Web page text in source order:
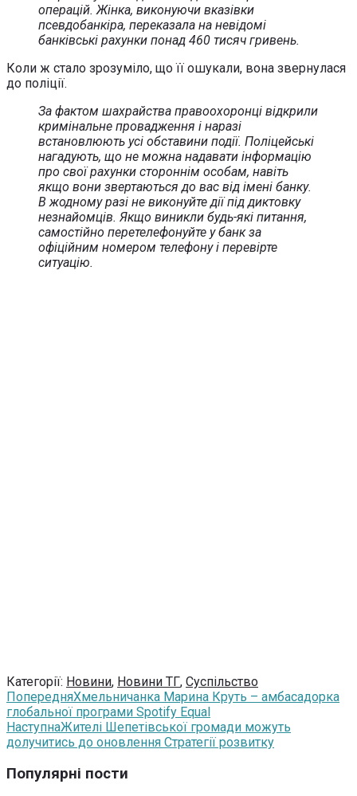
операцій. Жінка, виконуючи вказівки
псевдобанкіра, переказала на невідомі
банківські рахунки понад 460 тисяч гривень.
Коли ж стало зрозуміло, що її ошукали, вона звернулася
до поліції.
За фактом шахрайства правоохоронці відкрили
кримінальне провадження і наразі
встановлюють усі обставини події. Поліцейські
нагадують, що не можна надавати інформацію
про свої рахунки стороннім особам, навіть
якщо вони звертаються до вас від імені банку.
В жодному разі не виконуйте дії під диктовку
незнайомців. Якщо виникли будь-які питання,
самостійно перетелефонуйте у банк за
офіційним номером телефону і перевірте
ситуацію.
Категорії: Новини, Новини ТГ, Суспільство
ПопередняХмельничанка Марина Круть – амбасадорка
глобальної програми Spotify Equal
НаступнаЖителі Шепетівської громади можуть
долучитись до оновлення Стратегії розвитку
Популярні пости